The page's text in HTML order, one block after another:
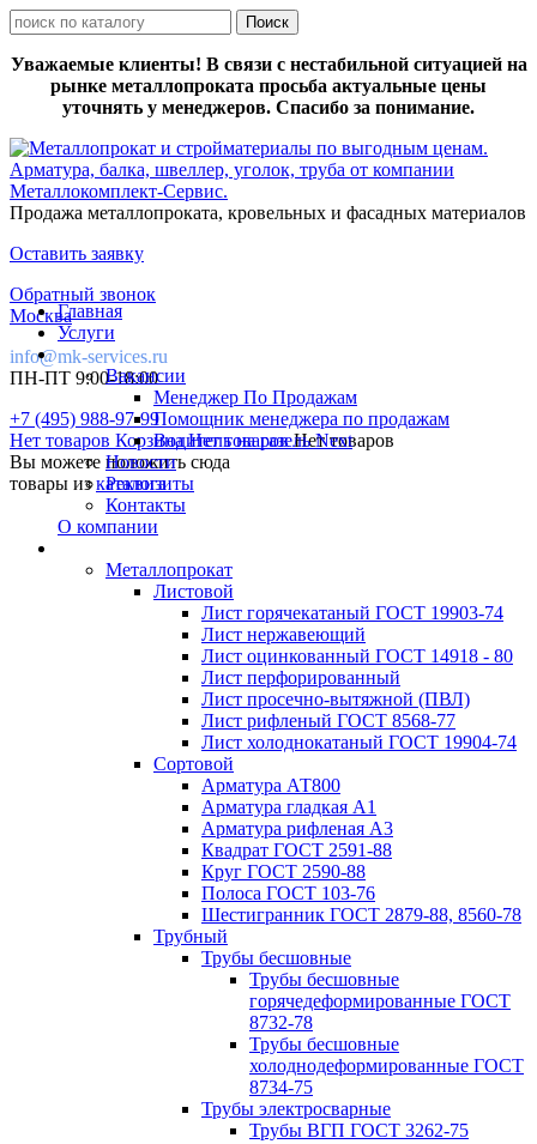
Уважаемые клиенты! В связи с нестабильной ситуацией на
рынке металлопроката просьба актуальные цены
уточнять у менеджеров. Спасибо за понимание.
Продажа металлопроката, кровельных и фасадных материалов
Оставить заявку
Обратный звонок
Москва
info@mk-services.ru
ПН-ПТ 9:00-18:00
+7 (495) 988-97-99
Нет товаров КорзинаНет товаровНет товаров
Вы можете положить сюда
товары изкаталога
Главная
Услуги
Вакансии
Менеджер По Продажам
Помощник менеджера по продажам
Водитель на газель Next
Новости
Реквизиты
Контакты
О компании
Металлопрокат
Листовой
Лист горячекатаный ГОСТ 19903-74
Лист нержавеющий
Лист оцинкованный ГОСТ 14918 - 80
Лист перфорированный
Лист просечно-вытяжной (ПВЛ)
Лист рифленый ГОСТ 8568-77
Лист холоднокатаный ГОСТ 19904-74
Сортовой
Арматура АТ800
Арматура гладкая А1
Арматура рифленая А3
Квадрат ГОСТ 2591-88
Круг ГОСТ 2590-88
Полоса ГОСТ 103-76
Шестигранник ГОСТ 2879-88, 8560-78
Трубный
Трубы бесшовные
Трубы бесшовные
горячедеформированные ГОСТ
8732-78
Трубы бесшовные
холоднодеформированные ГОСТ
8734-75
Трубы электросварные
Трубы ВГП ГОСТ 3262-75